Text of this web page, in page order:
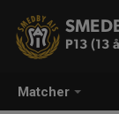
Matcher
P13 (13